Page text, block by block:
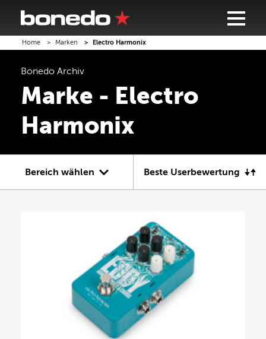
Home Marken Electro Harmonix
Bonedo Archiv
Marke - Electro
Harmonix
Bereich wählen Beste Userbewertung